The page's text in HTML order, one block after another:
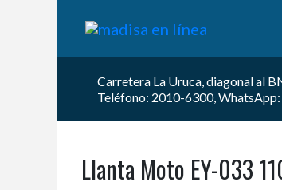
Carretera La Uruca, diagonal al
Teléfono: 2010-6300,
Llanta Moto EY-033